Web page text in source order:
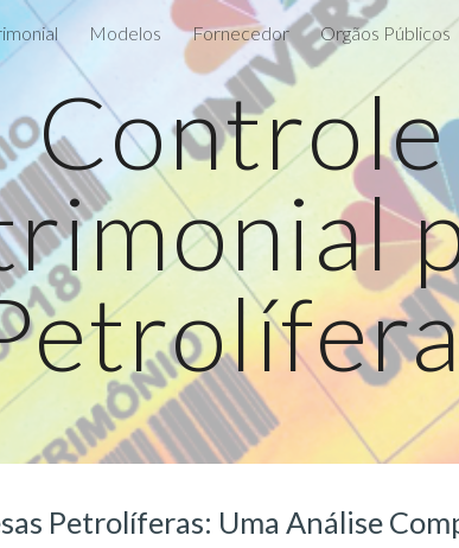
main content Skip to
Modelos Fornecedor Orgãos Públicos
Controle
Petrolíferas: Uma Análise